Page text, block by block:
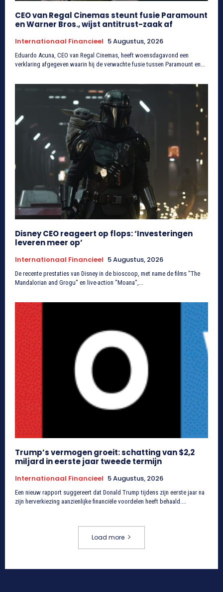
CEO van Regal Cinemas steunt fusie Paramount
en Warner Bros., wijst antitrust-zaak af
Internationaal Financieel 5 Augustus, 2026
Eduardo Acuna, CEO van Regal Cinemas, heeft woensdagavond een
verklaring afgegeven waarin hij de verwachte fusie tussen Paramount en...
Disney CEO reageert op flops: ‘Investeringen
leveren meer op’
Internationaal Financieel 5 Augustus, 2026
De recente prestaties van Disney in de bioscoop, met name de films "The
Mandalorian and Grogu" en live-action "Moana",...
Trump’s vermogen groeit: schatting van $2,2
miljard in eerste jaar tweede termijn
Internationaal Financieel 5 Augustus, 2026
Een nieuw rapport suggereert dat Donald Trump tijdens zijn eerste jaar na
zijn herverkiezing aanzienlijke financiële voordelen heeft behaald....
Load more